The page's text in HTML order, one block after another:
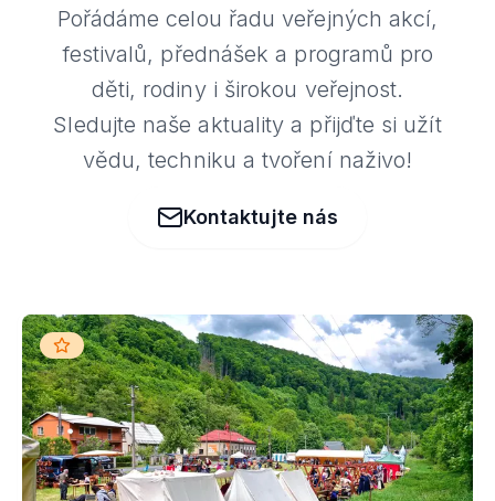
Pořádáme celou řadu veřejných akcí,
festivalů, přednášek a programů pro
děti, rodiny i širokou veřejnost.
Sledujte naše aktuality a přijďte si užít
vědu, techniku a tvoření naživo!
Kontaktujte nás